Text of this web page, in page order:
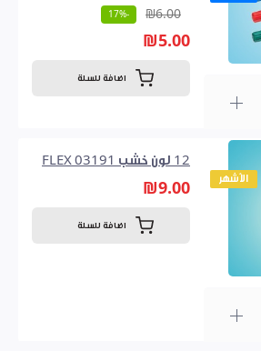
₪6.00
-17%
₪5.00
اضافة للسلة
الأشهر
12 لون خشب FLEX 03191
₪9.00
اضافة للسلة